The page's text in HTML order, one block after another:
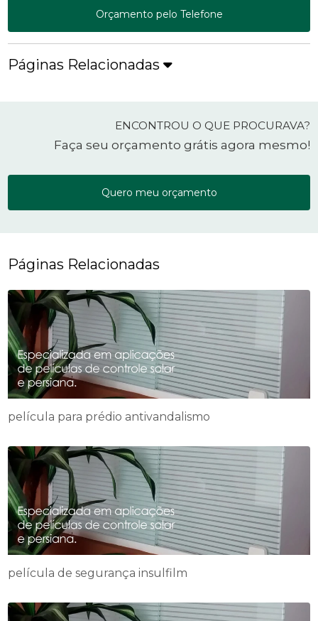
Orçamento pelo Telefone
Páginas Relacionadas
ENCONTROU O QUE PROCURAVA?
Faça seu orçamento grátis agora mesmo!
Quero meu orçamento
Páginas Relacionadas
película para prédio antivandalismo
película de segurança insulfilm